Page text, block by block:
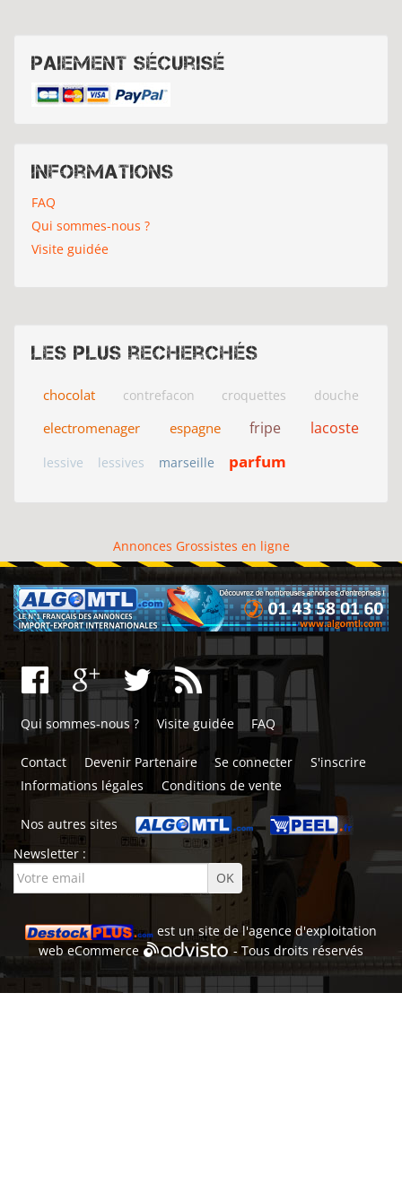
Paiement sécurisé
Informations
FAQ
Qui sommes-nous ?
Visite guidée
Les plus recherchés
chocolat contrefacon croquettes douche
electromenager espagne fripe lacoste
lessive lessives marseille parfum
Annonces Grossistes en ligne
Qui sommes-nous ? Visite guidée FAQ
Contact Devenir Partenaire Se connecter
S'inscrire
Informations légales
Conditions de vente
Nos autres sites
Newsletter :
est un site de l'agence d'exploitation
webeCommerce - Tous droits réservés